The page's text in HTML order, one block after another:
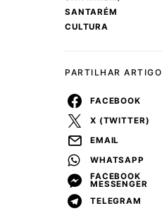
SANTARÉM
CULTURA
PARTILHAR ARTIGO
FACEBOOK
X (TWITTER)
EMAIL
WHATSAPP
FACEBOOK
MESSENGER
TELEGRAM